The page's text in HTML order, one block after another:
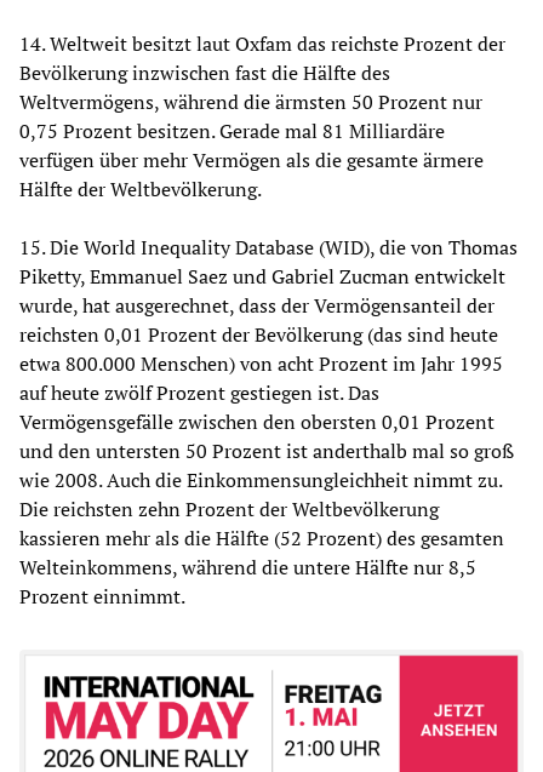
14. Weltweit besitzt laut Oxfam das reichste Prozent der
Bevölkerung inzwischen fast die Hälfte des
Weltvermögens, während die ärmsten 50 Prozent nur
0,75 Prozent besitzen. Gerade mal 81 Milliardäre
verfügen über mehr Vermögen als die gesamte ärmere
Hälfte der Weltbevölkerung.
15. Die World Inequality Database (WID), die von Thomas
Piketty, Emmanuel Saez und Gabriel Zucman entwickelt
wurde, hat ausgerechnet, dass der Vermögensanteil der
reichsten 0,01 Prozent der Bevölkerung (das sind heute
etwa 800.000 Menschen) von acht Prozent im Jahr 1995
auf heute zwölf Prozent gestiegen ist. Das
Vermögensgefälle zwischen den obersten 0,01 Prozent
und den untersten 50 Prozent ist anderthalb mal so groß
wie 2008. Auch die Einkommensungleichheit nimmt zu.
Die reichsten zehn Prozent der Weltbevölkerung
kassieren mehr als die Hälfte (52 Prozent) des gesamten
Welteinkommens, während die untere Hälfte nur 8,5
Prozent einnimmt.